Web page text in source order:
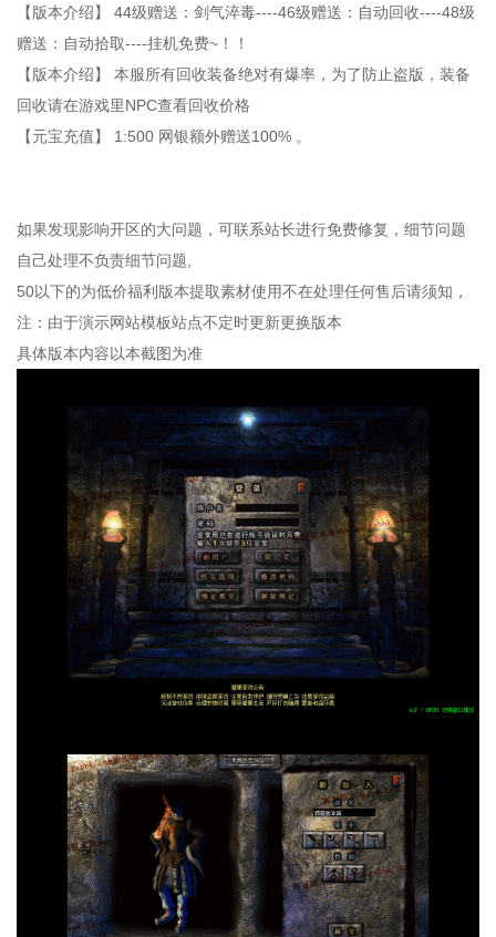
【版本介绍】 44级赠送：剑气淬毒----46级赠送：自动回收----48级
赠送：自动拾取----挂机免费~！！
【版本介绍】 本服所有回收装备绝对有爆率，为了防止盗版，装备
回收请在游戏里NPC查看回收价格
【元宝充值】 1:500 网银额外赠送100% 。
如果发现影响开区的大问题，可联系站长进行免费修复，细节问题
自己处理不负责细节问题,
50以下的为低价福利版本提取素材使用不在处理任何售后请须知，
注：由于演示网站模板站点不定时更新更换版本
具体版本内容以本截图为准